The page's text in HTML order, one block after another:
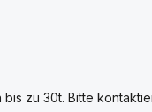
zu 30t. Bitte